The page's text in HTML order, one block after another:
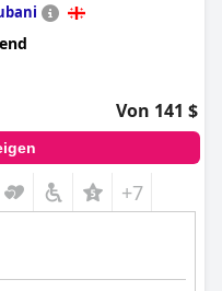
Von 141 $
+7